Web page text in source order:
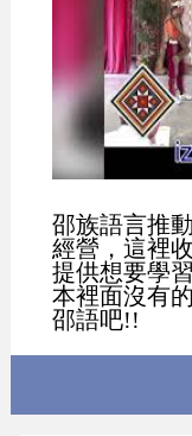
邵族語言推
經營，這裡
提供想要學
本裡面沒有
邵語吧!!